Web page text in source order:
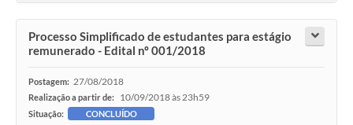
Processo Simplificado de estudantes para estágio
remunerado - Edital nº 001/2018
Postagem: 27/08/2018
Realização a partir de: 10/09/2018 às 23h59
Situação: CONCLUÍDO